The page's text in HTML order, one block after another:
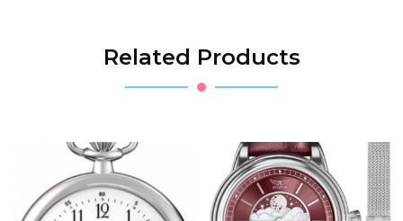
Related Products